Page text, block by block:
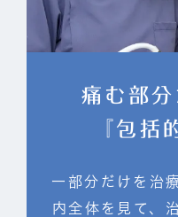
痛む部
『包括
一部分だけを治
内全体を見て、